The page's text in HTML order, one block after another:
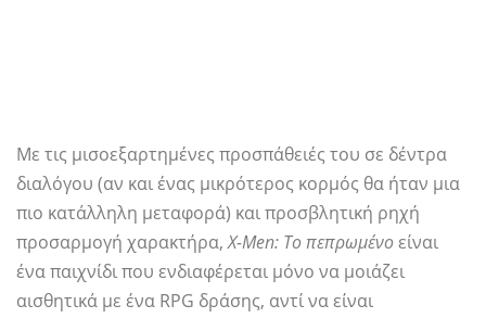
Με τις μισοεξαρτημένες προσπάθειές του σε δέντρα
διαλόγου (αν και ένας μικρότερος κορμός θα ήταν μια
πιο κατάλληλη μεταφορά) και προσβλητική ρηχή
προσαρμογή χαρακτήρα,X-Men: Το πεπρωμένοείναι
ένα παιχνίδι που ενδιαφέρεται μόνο να μοιάζει
αισθητικά με ένα RPG δράσης, αντί να είναι